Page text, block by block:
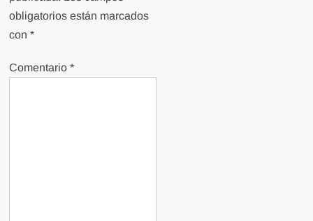
obligatorios están marcados
con*
Comentario*